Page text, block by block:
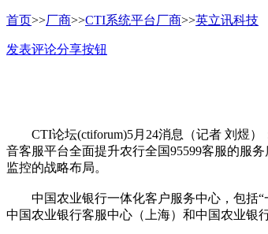
首页>>厂商>>CTI系统平台厂商>>英立讯科技
发表评论分享按钮
CTI论坛(ctiforum)5月24消息（记者 刘煜）
音客服平台全面提升农行全国95599客服的服
监控的战略布局。
中国农业银行一体化客户服务中心，包括“
中国农业银行客服中心（上海）和中国农业银